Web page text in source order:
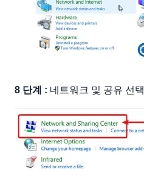
8 단계 : 네트워크 및 공유 선택